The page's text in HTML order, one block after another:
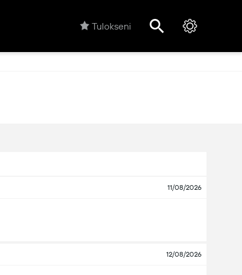
Tulokseni
11/08/2026
12/08/2026